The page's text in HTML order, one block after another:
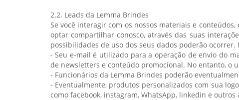
2.2. Leads da Lemma Brindes
Se você interagir com os nossos materiais e
optar compartilhar conosco, através das suas
possibilidades de uso dos seus dados poderão
- Seu e-mail é utilizado para a operação de envio do
de newsletters e conteúdo promocional. No entanto, o
- Funcionários da Lemma Brindes poderão
- Eventualmente, produtos personalizados com sua
como facebook, instagram, WhatsApp, linkedin e